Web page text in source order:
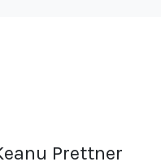
Prettner